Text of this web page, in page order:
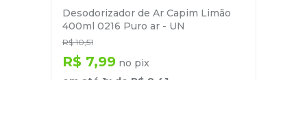
Desodorizador de Ar Capim Limão
400ml 0216 Puro ar - UN
R$ 10,51
R$ 7,99 no pix
em até 1x de R$ 8 41